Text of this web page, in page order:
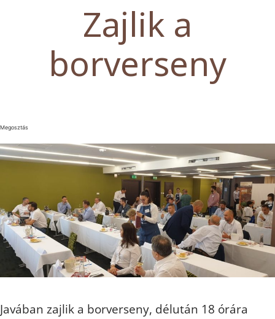
Zajlik a
borverseny
Megosztás
Javában zajlik a borverseny, délután 18 órára